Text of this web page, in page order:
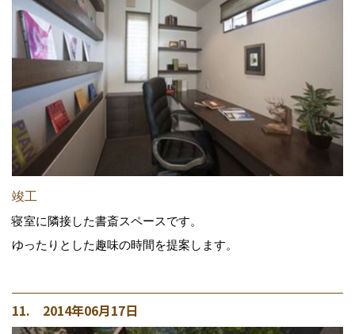
竣工
寝室に隣接した書斎スペースです。
ゆったりとした趣味の時間を提案します。
11. 2014年06月17日